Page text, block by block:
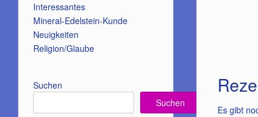
Es gibt
Interessantes
Mineral-Edelstein-Kunde
Neuigkeiten
Religion/Glaube
Suchen
Suchen